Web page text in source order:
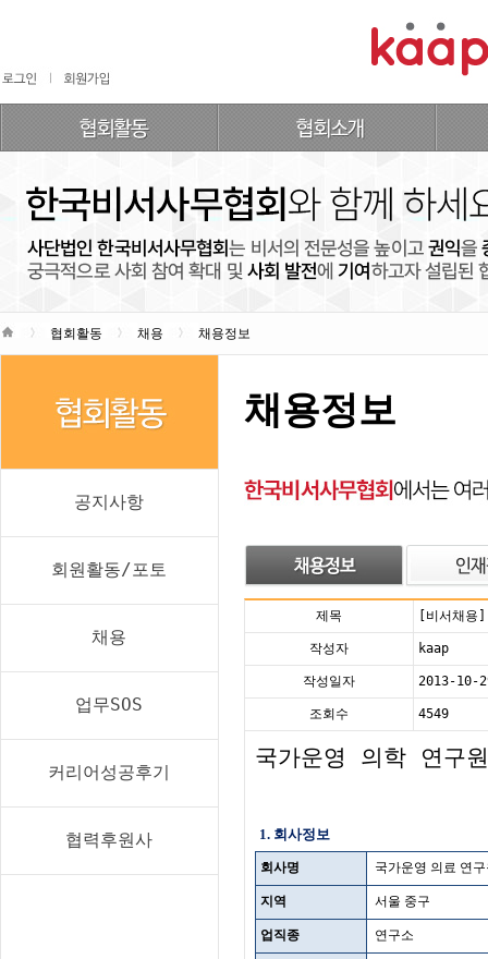
협회활동 채용 채용정보
공지사항
회원활동/포토
채용
업무SOS
커리어성공후기
협력후원사
채용정보
제목 [비서채
작성자 kaap
작성일자 2013-10-
조회수 4549
국가운영 의학 연구
1. 회사정보
회사명 국가운영 의료 연
지역 서울 중구
업직종 연구소